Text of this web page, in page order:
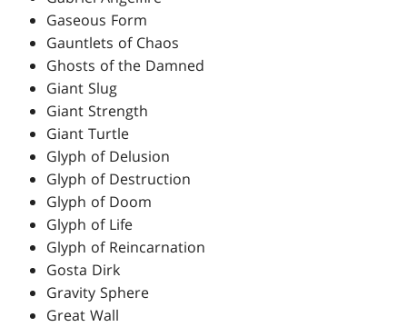
Gaseous Form
Gauntlets of Chaos
Ghosts of the Damned
Giant Slug
Giant Strength
Giant Turtle
Glyph of Delusion
Glyph of Destruction
Glyph of Doom
Glyph of Life
Glyph of Reincarnation
Gosta Dirk
Gravity Sphere
Great Wall